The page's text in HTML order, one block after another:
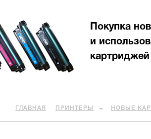
Покупка
и
картриджей
ГЛАВНАЯ ПРИНТЕРЫ НОВЫЕ